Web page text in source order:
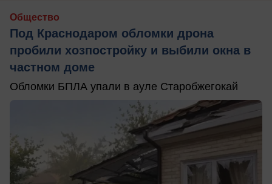
Общество
Под Краснодаром обломки дрона
пробили хозпостройку и выбили окна в
частном доме
Обломки БПЛА упали в ауле Старобжегокай